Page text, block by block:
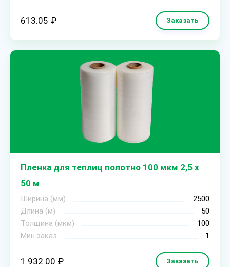
613.05 ₽ Заказать
Пленка для теплиц полотно 100 мкм 2,5 х
50 м
Ширина (мм)
2500
Длина (м)
50
Толщина (мкм)
100
Мин.заказ
1
1 932.00 ₽ Заказать